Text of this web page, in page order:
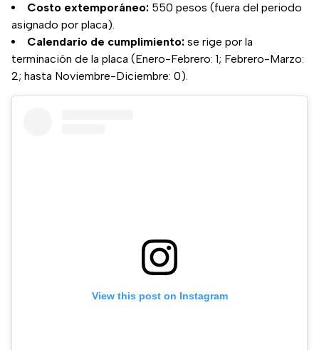
Costo extemporáneo: 550 pesos (fuera del periodo
asignado por placa).
Calendario de cumplimiento: se rige por la
terminación de la placa (Enero-Febrero: 1; Febrero-Marzo:
2; hasta Noviembre-Diciembre: 0).
View this post on Instagram